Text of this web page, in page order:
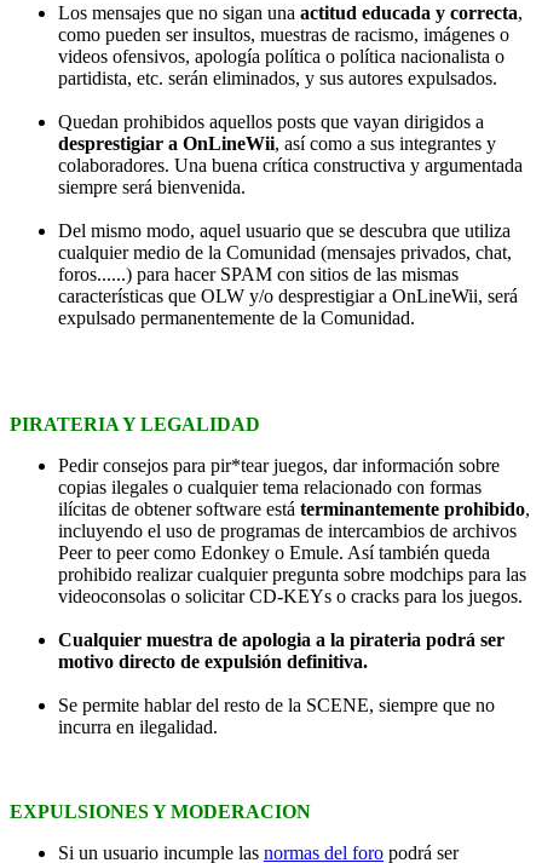
Los mensajes que no sigan una actitud educada y correcta,
como pueden ser insultos, muestras de racismo, imágenes o
videos ofensivos, apología política o política nacionalista o
partidista, etc. serán eliminados, y sus autores expulsados.
Quedan prohibidos aquellos posts que vayan dirigidos a
desprestigiar a OnLineWii, así como a sus integrantes y
colaboradores. Una buena crítica constructiva y argumentada
siempre será bienvenida.
Del mismo modo, aquel usuario que se descubra que utiliza
cualquier medio de la Comunidad (mensajes privados, chat,
foros......) para hacer SPAM con sitios de las mismas
características que OLW y/o desprestigiar a OnLineWii, será
expulsado permanentemente de la Comunidad.
PIRATERIA Y LEGALIDAD
Pedir consejos para pir*tear juegos, dar información sobre
copias ilegales o cualquier tema relacionado con formas
ilícitas de obtener software está terminantemente prohibido,
incluyendo el uso de programas de intercambios de archivos
Peer to peer como Edonkey o Emule. Así también queda
prohibido realizar cualquier pregunta sobre modchips para las
videoconsolas o solicitar CD-KEYs o cracks para los juegos.
Cualquier muestra de apologia a la pirateria podrá ser
motivo directo de expulsión definitiva.
Se permite hablar del resto de la SCENE, siempre que no
incurra en ilegalidad.
EXPULSIONES Y MODERACION
Si un usuario incumple las normas del foro podrá ser